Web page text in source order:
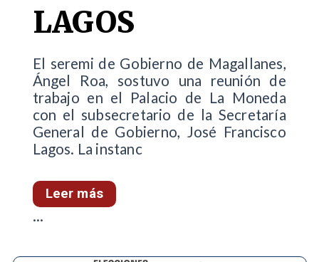
LAGOS
El seremi de Gobierno de Magallanes,
Ángel Roa, sostuvo una reunión de
trabajo en el Palacio de La Moneda
con el subsecretario de la Secretaría
General de Gobierno, José Francisco
Lagos. La instanc
Leer más
...